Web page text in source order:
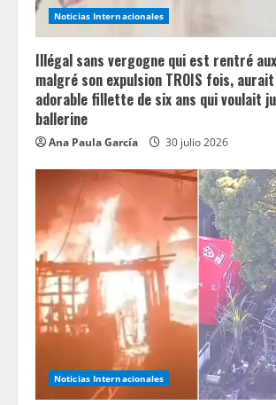
Noticias Internacionales
Illégal sans vergogne qui est rentré
malgré son expulsion TROIS fois,
adorable fillette de six ans qui voulait
ballerine
Ana Paula García 30 julio 2026
Noticias Internacionales